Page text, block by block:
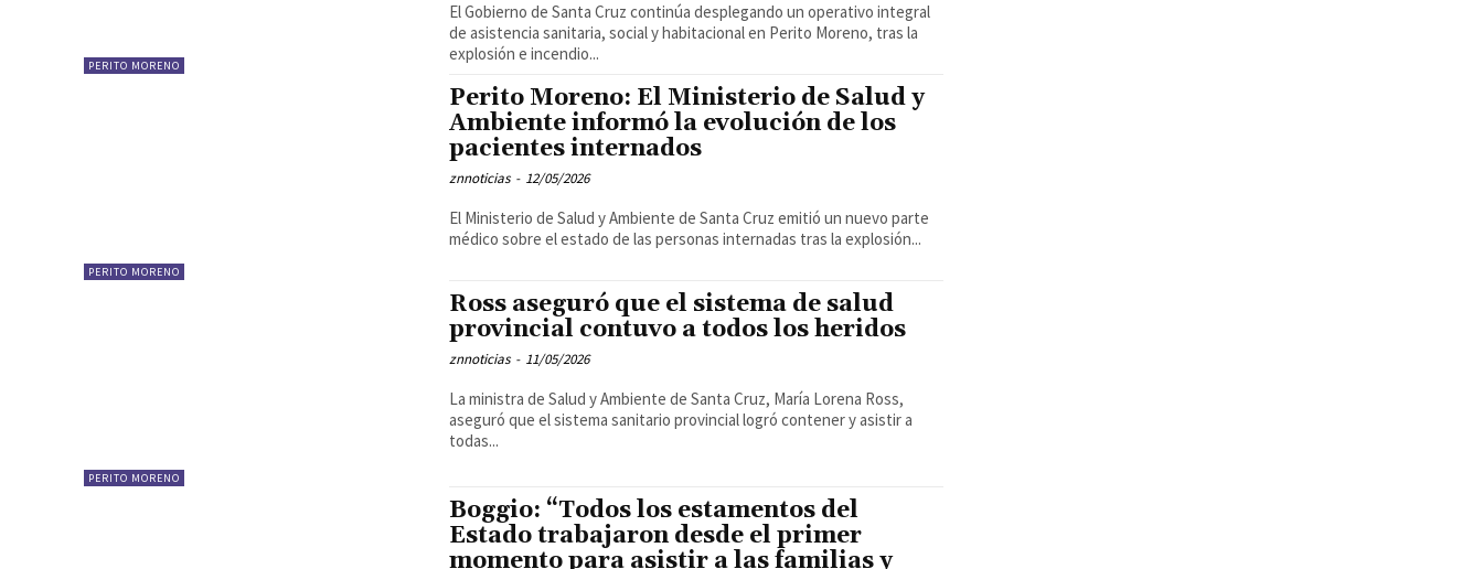
PERITO MORENO
El Gobierno de Santa Cruz continúa desplegando un operativo integral
de asistencia sanitaria, social y habitacional en Perito Moreno, tras la
explosión e incendio...
PERITO MORENO
Perito Moreno: El Ministerio de Salud y
Ambiente informó la evolución de los
pacientes internados
znnoticias - 12/05/2026
El Ministerio de Salud y Ambiente de Santa Cruz emitió un nuevo parte
médico sobre el estado de las personas internadas tras la explosión...
PERITO MORENO
Ross aseguró que el sistema de salud
provincial contuvo a todos los heridos
znnoticias - 11/05/2026
La ministra de Salud y Ambiente de Santa Cruz, María Lorena Ross,
aseguró que el sistema sanitario provincial logró contener y asistir a
todas...
Boggio: “Todos los estamentos del
Estado trabajaron desde el primer
momento para asistir a las familias y